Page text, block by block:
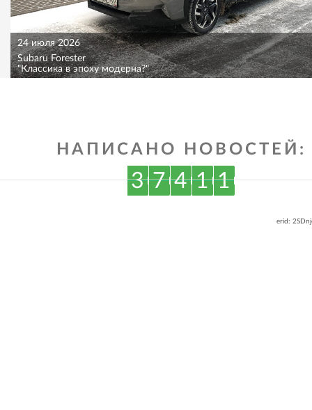
24 июля 2026
Subaru Forester
"Классика в эпоху модерна?"
НАПИСАНО НОВОСТЕЙ:
3 7 4 1 1
erid: